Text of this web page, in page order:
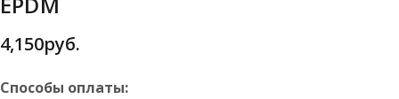
4,150руб.
Способы оплаты: